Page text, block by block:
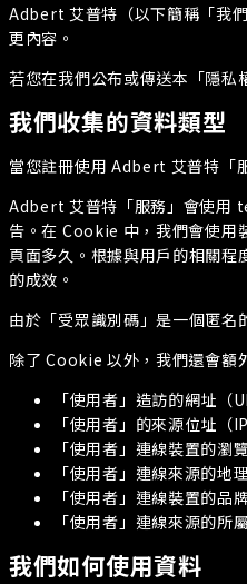
Adbert 艾普特（以下簡稱「我
更內容。
若您在我們公布或傳送本「隱私
我們收集的資料類型
當您註冊使用 Adbert 艾普特「
Adbert 艾普特「服務」會使用
告。在 Cookie 中，我們會使用
頁面多久。根據與用戶的相關
的成效。
由於「受眾識別碼」是一個匿
除了 Cookie 以外，我們還會額
「使用者」造訪的網址（
「使用者」的來源位址（
「使用者」連線裝置的瀏
「使用者」連線來源的地
「使用者」連線裝置的品
「使用者」連線來源的所
我們如何使用資料